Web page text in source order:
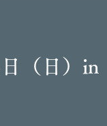
（日）in